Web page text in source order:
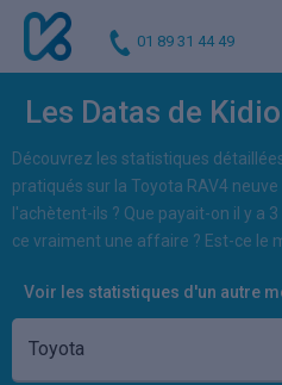
01 89 31 44 49
Les Datas de
Découvrez les statistiques
pratiqués sur la Toyota RAV4
l'achètent-ils ? Que payait-on il y a
ce vraiment une affaire ? Est-ce le
Voir les statistiques d'un autre